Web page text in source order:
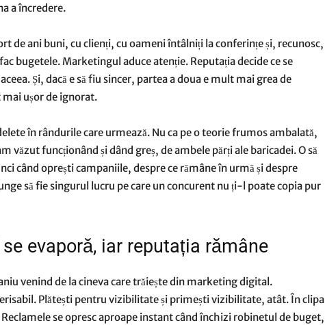
a încredere.
de ani buni, cu clienți, cu oameni întâlniți la conferințe și, recunosc,
bugetele. Marketingul aduce atenție. Reputația decide ce se
Și, dacă e să fiu sincer, partea a doua e mult mai grea de
ușor de ignorat.
în rândurile care urmează. Nu ca pe o teorie frumos ambalată,
văzut funcționând și dând greș, de ambele părți ale baricadei. O să
când oprești campaniile, despre ce rămâne în urmă și despre
să fie singurul lucru pe care un concurent nu ți-l poate copia pur
evaporă, iar reputația rămâne
venind de la cineva care trăiește din marketing digital.
Plătești pentru vizibilitate și primești vizibilitate, atât. În clipa
se opresc aproape instant când închizi robinetul de buget,